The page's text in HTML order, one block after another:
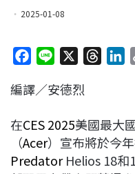
2025-01-08
c
b
o
o
n
a
d
s
e
d
I
編譯／安德烈
在CES 2025美國最大
（Acer）宣布將於今
PredatorHelios 18和